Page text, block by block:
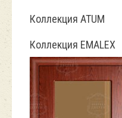
Коллекция ATUM
Коллекция EMALEX